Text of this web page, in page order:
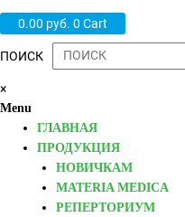
0.00 руб. 0 Cart
ПОИСК
×
Menu
ГЛАВНАЯ
ПРОДУКЦИЯ
НОВИЧКАМ
MATERIA MEDICA
РЕПЕРТОРИУМ